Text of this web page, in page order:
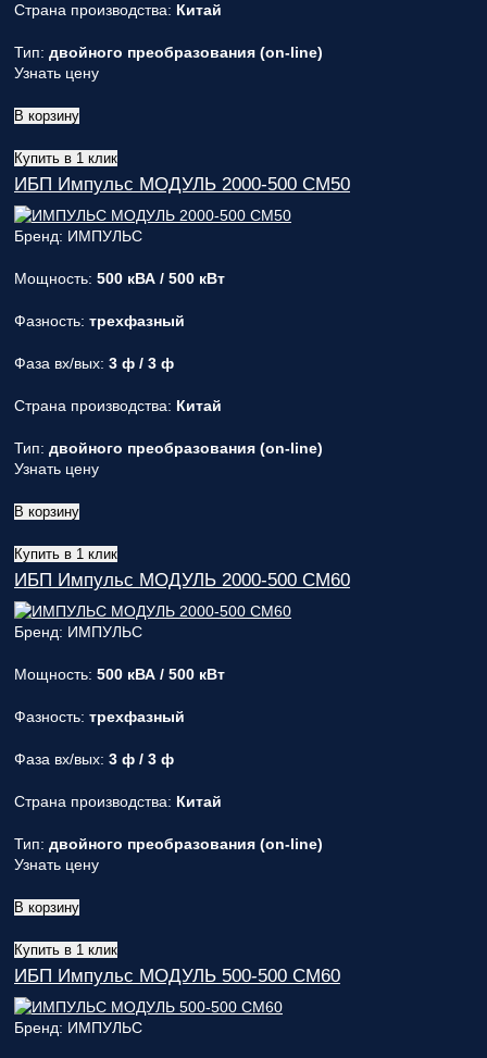
Страна производства: Китай
Тип: двойного преобразования (on-line)
Узнать цену
В корзину
Купить в 1 клик
ИБП Импульс МОДУЛЬ 2000-500 СМ50
Бренд: ИМПУЛЬС
Мощность: 500 кВА / 500 кВт
Фазность: трехфазный
Фаза вх/вых: 3 ф / 3 ф
Страна производства: Китай
Тип: двойного преобразования (on-line)
Узнать цену
В корзину
Купить в 1 клик
ИБП Импульс МОДУЛЬ 2000-500 СМ60
Бренд: ИМПУЛЬС
Мощность: 500 кВА / 500 кВт
Фазность: трехфазный
Фаза вх/вых: 3 ф / 3 ф
Страна производства: Китай
Тип: двойного преобразования (on-line)
Узнать цену
В корзину
Купить в 1 клик
ИБП Импульс МОДУЛЬ 500-500 СМ60
Бренд: ИМПУЛЬС